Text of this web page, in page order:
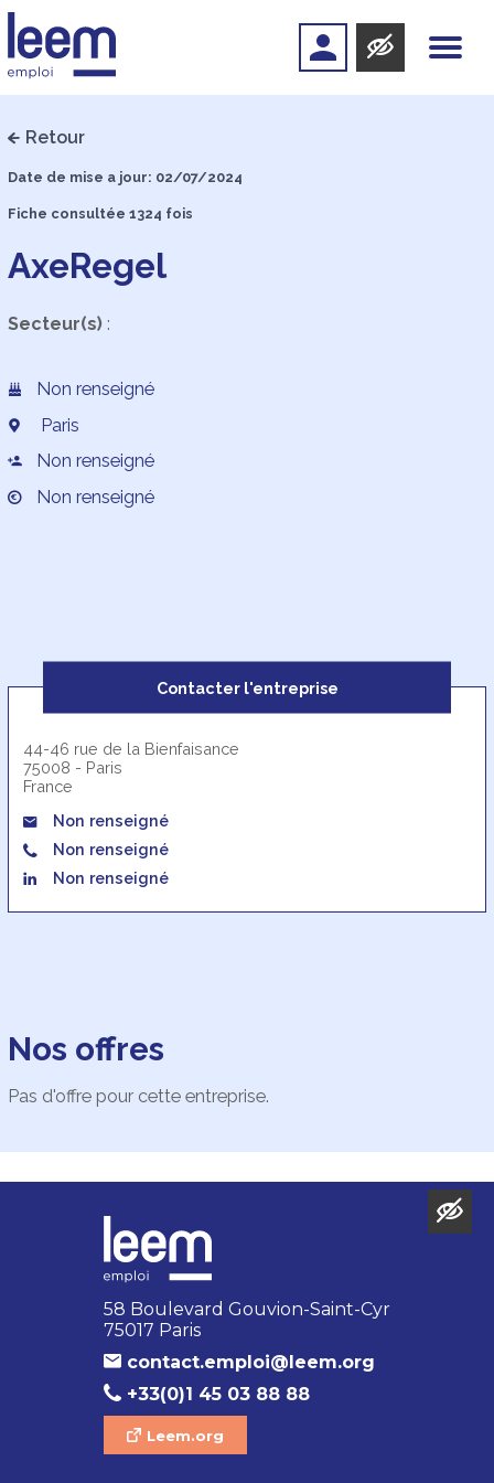
Retour
Date de mise a jour: 02/07/2024
Fiche consultée 1324 fois
AxeRegel
Secteur(s):
Non renseigné
Paris
Non renseigné
Non renseigné
Contacter l'entreprise
44-46 rue de la Bienfaisance
75008 - Paris
France
Non renseigné
Non renseigné
Non renseigné
Nos offres
Pas d'offre pour cette entreprise.
58 Boulevard Gouvion-Saint-Cyr
75017 Paris
contact.emploi@leem.org
+33(0)1 45 03 88 88
Leem.org